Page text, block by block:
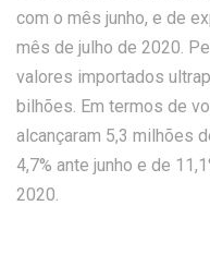
com o mês junho, e de
mês de julho de 2020.
valores importados
bilhões. Em termos de
alcançaram 5,3 milhões
4,7% ante junho e de
2020.